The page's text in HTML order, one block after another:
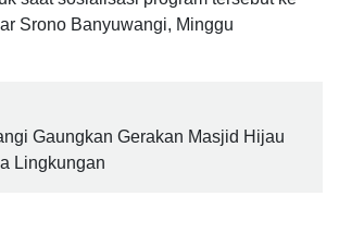
Srono Banyuwangi, Minggu
Gaungkan Gerakan Masjid Hijau
Lingkungan